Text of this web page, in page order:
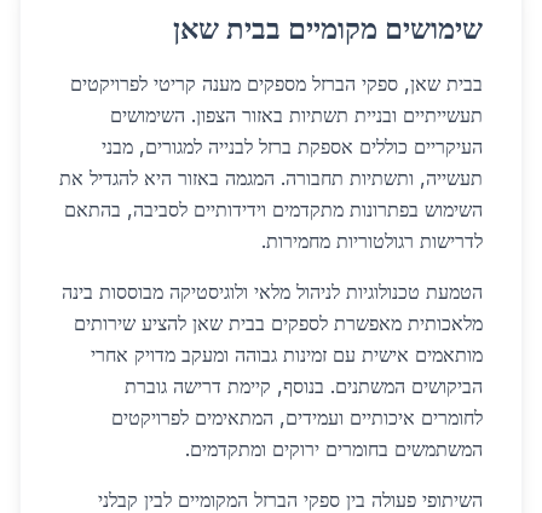
שימושים מקומיים בבית שאן
בבית שאן, ספקי הברזל מספקים מענה קריטי לפרויקטים
תעשייתיים ובניית תשתיות באזור הצפון. השימושים
העיקריים כוללים אספקת ברזל לבנייה למגורים, מבני
תעשייה, ותשתיות תחבורה. המגמה באזור היא להגדיל את
השימוש בפתרונות מתקדמים וידידותיים לסביבה, בהתאם
לדרישות רגולטוריות מחמירות.
הטמעת טכנולוגיות לניהול מלאי ולוגיסטיקה מבוססות בינה
מלאכותית מאפשרת לספקים בבית שאן להציע שירותים
מותאמים אישית עם זמינות גבוהה ומעקב מדויק אחרי
הביקושים המשתנים. בנוסף, קיימת דרישה גוברת
לחומרים איכותיים ועמידים, המתאימים לפרויקטים
המשתמשים בחומרים ירוקים ומתקדמים.
השיתופי פעולה בין ספקי הברזל המקומיים לבין קבלני